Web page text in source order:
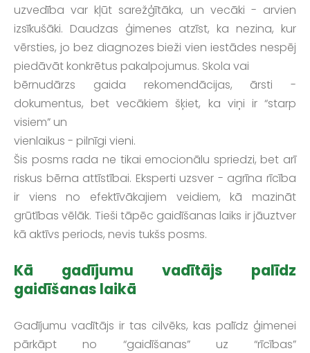
uzvedība var kļūt sarežģītāka, un vecāki - arvien
izsīkušāki. Daudzas ģimenes atzīst, ka nezina, kur
vērsties, jo bez diagnozes bieži vien iestādes nespēj
piedāvāt konkrētus pakalpojumus. Skola vai
bērnudārzs gaida rekomendācijas, ārsti -
dokumentus, bet vecākiem šķiet, ka viņi ir “starp
visiem” un
vienlaikus - pilnīgi vieni.
Šis posms rada ne tikai emocionālu spriedzi, bet arī
riskus bērna attīstībai. Eksperti uzsver - agrīna rīcība
ir viens no efektīvākajiem veidiem, kā mazināt
grūtības vēlāk. Tieši tāpēc gaidīšanas laiks ir jāuztver
kā aktīvs periods, nevis tukšs posms.
Kā gadījumu vadītājs palīdz
gaidīšanas laikā
Gadījumu vadītājs ir tas cilvēks, kas palīdz ģimenei
pārkāpt no “gaidīšanas” uz “rīcības”